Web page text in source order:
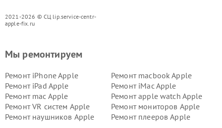
2021-2026 © СЦ lip.service-centr-
apple-fix.ru
Мы ремонтируем
Ремонт iPhone Apple
Ремонт macbook Apple
Ремонт iPad Apple
Ремонт iMac Apple
Ремонт mac Apple
Ремонт apple watch Apple
Ремонт VR систем Apple
Ремонт мониторов Apple
Ремонт наушников Apple
Ремонт плееров Apple